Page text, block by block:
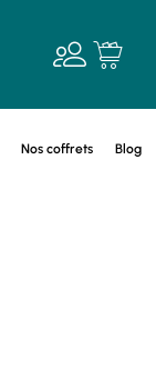
Nos coffrets Blog